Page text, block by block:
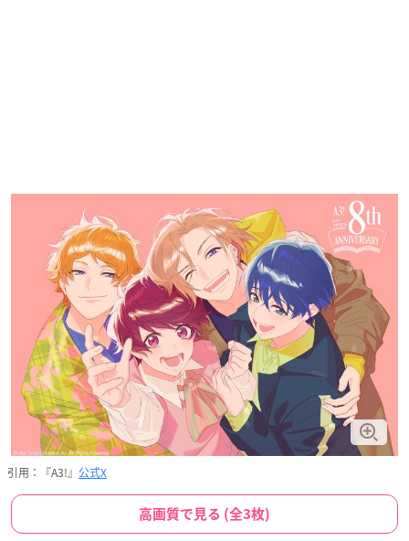
引用：『A3!』 公式X
高画質で見る (全3枚)